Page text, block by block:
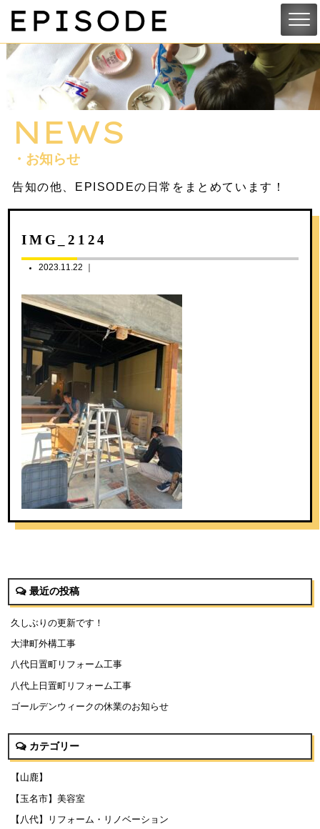
NEWS
・お知らせ
告知の他、EPISODEの日常をまとめています！
IMG_2124
2023.11.22 ｜
最近の投稿
久しぶりの更新です！
大津町外構工事
八代日置町リフォーム工事
八代上日置町リフォーム工事
ゴールデンウィークの休業のお知らせ
カテゴリー
【山鹿】
【玉名市】美容室
【八代】リフォーム・リノベーション